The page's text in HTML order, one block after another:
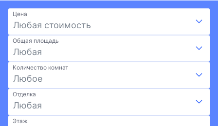
Цена
Любая стоимость
Общая площадь
Любая
Количество комнат
Любое
Отделка
Любая
Этаж